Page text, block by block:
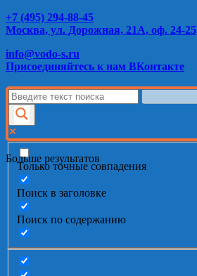
+7 (495) 294-88-45
Москва, ул. Дорожная, 21А, оф. 24-25
info@vodo-s.ru
Присоединяйтесь к нам ВКонтакте
Больше результатов
Только точные совпадения
Поиск в заголовке
Поиск по содержанию